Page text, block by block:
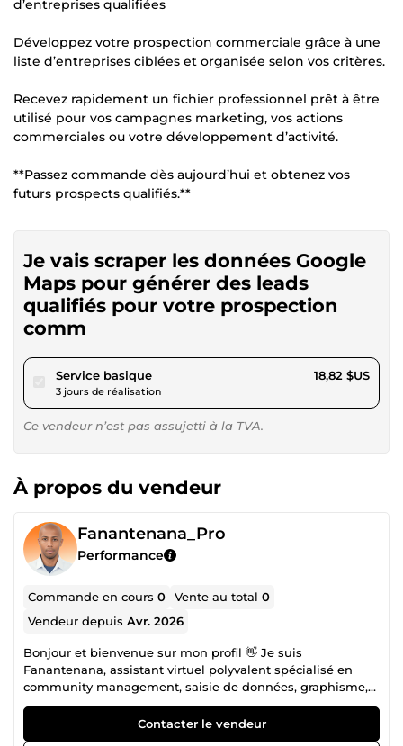
d’entreprises qualifiées
Développez votre prospection commerciale grâce à une
liste d’entreprises ciblées et organisée selon vos critères.
Recevez rapidement un fichier professionnel prêt à être
utilisé pour vos campagnes marketing, vos actions
commerciales ou votre développement d’activité.
**Passez commande dès aujourd’hui et obtenez vos
futurs prospects qualifiés.**
Je vais scraper les données Google
Maps pour générer des leads
qualifiés pour votre prospection
comm
Service basiquepour 17,34 $US
3 jours de réalisation
18,82 $US
Ce vendeur n’est pas assujetti à la TVA.
À propos du vendeur
Fanantenana_Pro
Performance
Commande en cours0 Vente au total0
Vendeur depuisAvr. 2026
Bonjour et bienvenue sur mon profil 👋 Je suis
Fanantenana, assistant virtuel polyvalent spécialisé en
community management, saisie de données, graphisme,
montage vidéo et prospection clients. Créatif, organisé et
orienté résultats, je vous accompagne dans la gestion de
votre activité et le développement de votre présence en
Contacter le vendeur